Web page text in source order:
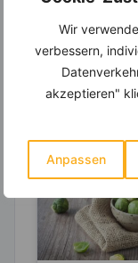
Wir
verbessern,
akzeptieren"
Anpassen
Erfahre
dieses